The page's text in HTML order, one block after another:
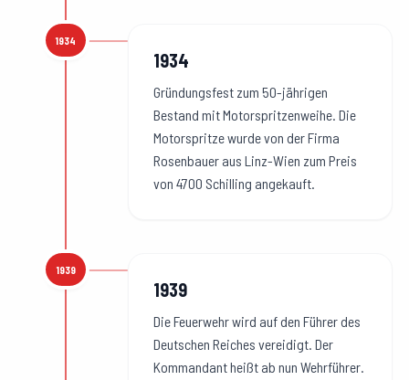
1934
1934:
1934
Gründungsfest zum 50-jährigen
Bestand mit Motorspritzenweihe. Die
Motorspritze wurde von der Firma
Rosenbauer aus Linz-Wien zum Preis
von 4700 Schilling angekauft.
1939
1939:
1939
Die Feuerwehr wird auf den Führer des
Deutschen Reiches vereidigt. Der
Kommandant heißt ab nun Wehrführer.